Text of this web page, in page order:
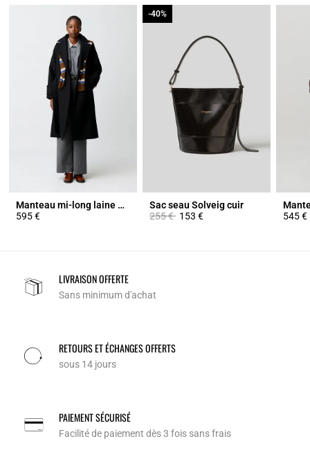
Manteau mi-long laine mélangée
595 €
Sac seau Solveig cuir
Prix réduit à partir de
255 €à
-40%
153 €
-40%
545 €
LIVRAISON OFFERTE
Sans minimum d'achat
RETOURS ET ÉCHANGES OFFERTS
sous 14 jours
PAIEMENT SÉCURISÉ
Facilité de paiement dès 3 fois sans frais